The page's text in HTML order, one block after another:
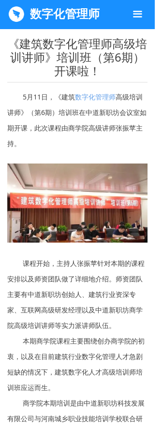
끀
数字化管理师
《建筑数字化管理师高级培
训讲师》培训班（第6期）
开课啦！
5月11日，《建筑数字化管理师高级培训
讲师》（第6期）培训班在中道新职坊会议室如
期开课，此次课程由商学院高级讲师张振苹主
持。
课程开始，主持人张振苹针对本期的课程
安排以及师资团队做了详细地介绍。师资团队
主要有中道新职坊创始人、建筑行业资深专
家、互联网高级研发经理以及中道新职坊商学
院高级培训讲师等实力派讲师队伍。
本期商学院课程主要围绕创办商学院的初
衷，以及在目前建筑行业数字化管理人才急剧
短缺的情况下，建筑数字化人才高级培训师培
训班应运而生。
商学院本期培训是由中道新职坊科技发展
有限公司与河南城乡职业技能培训学校联合研